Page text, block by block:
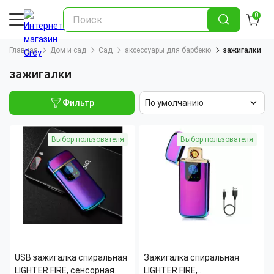
0
Главная Дом и сад Сад аксессуары для барбекю зажигалки
зажигалки
Фильтр По умолчанию
Выбор пользователя
USB зажигалка спиральная
LIGHTER FIRE, сенсорная
Выбор пользователя
Зажигалка спиральная
LIGHTER FIRE,